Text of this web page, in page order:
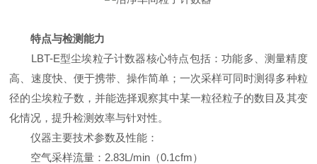
特点与检测能力
LBT-E型尘埃粒子计数器核心特点包括：功能多、测量精度
高、速度快、便于携带、操作简单；一次采样可同时测得多种粒
径的尘埃粒子数，并能选择观察其中某一粒径粒子的数目及其变
化情况，提升检测效率与针对性。
仪器主要技术参数及性能：
空气采样流量：2.83L/min（0.1cfm）